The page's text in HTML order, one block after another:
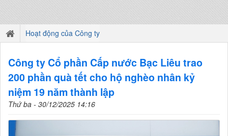
Hoạt động của Công ty
Công ty Cổ phần Cấp nước Bạc Liêu trao
200 phần quà tết cho hộ nghèo nhân kỷ
niệm 19 năm thành lập
Thứ ba - 30/12/2025 14:16